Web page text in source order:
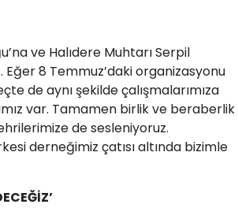
ve Halıdere Muhtarı Serpil
8 Temmuz’daki organizasyonu
de aynı şekilde çalışmalarımıza
var. Tamamen birlik ve beraberlik
de sesleniyoruz.
derneğimiz çatısı altında bizimle